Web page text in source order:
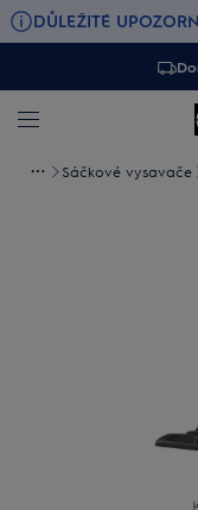
DŮLEŽITÉ
Sáčkové vysavače